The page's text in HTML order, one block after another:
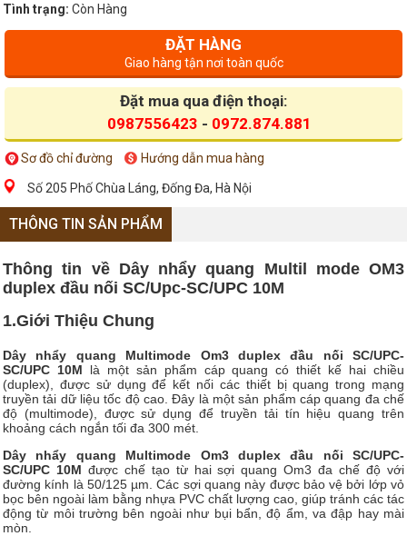
Tình trạng: Còn Hàng
ĐẶT HÀNG
Giao hàng tận nơi toàn quốc
Đặt mua qua điện thoại:
0987556423 - 0972.874.881
Sơ đồ chỉ đường Hướng dẫn mua hàng
Số 205 Phố Chùa Láng, Đống Đa, Hà Nội
THÔNG TIN SẢN PHẨM
Thông tin về Dây nhẩy quang Multil mode OM3
duplex đầu nối SC/Upc-SC/UPC 10M
1.Giới Thiệu Chung
Dây nhẩy quang Multimode Om3 duplex đầu nối SC/UPC-
SC/UPC 10M là một sản phẩm cáp quang có thiết kế hai chiều
(duplex), được sử dụng để kết nối các thiết bị quang trong mạng
truyền tải dữ liệu tốc độ cao. Đây là một sản phẩm cáp quang đa chế
độ (multimode), được sử dụng để truyền tải tín hiệu quang trên
khoảng cách ngắn tối đa 300 mét.
Dây nhẩy quang Multimode Om3 duplex đầu nối SC/UPC-
SC/UPC 10M được chế tạo từ hai sợi quang Om3 đa chế độ với
đường kính là 50/125 µm. Các sợi quang này được bảo vệ bởi lớp vỏ
bọc bên ngoài làm bằng nhựa PVC chất lượng cao, giúp tránh các tác
động từ môi trường bên ngoài như bụi bẩn, độ ẩm, va đập hay mài
mòn.